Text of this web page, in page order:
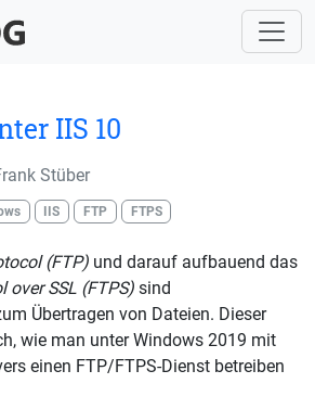
IIS 10
Stüber
IIS FTP FTPS
(FTP) und darauf aufbauend das
over SSL (FTPS) sind
Übertragen von Dateien. Dieser
wie man unter Windows 2019 mit
einen FTP/FTPS-Dienst betreiben